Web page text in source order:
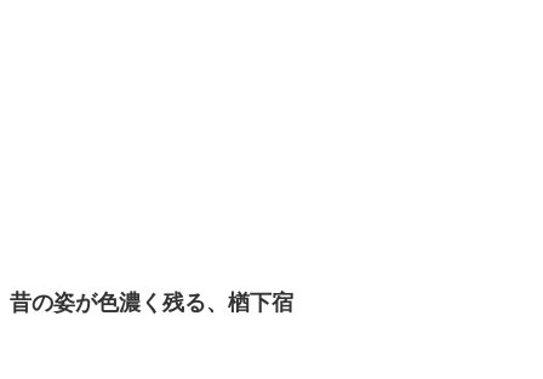
昔の姿が色濃く残る、楢下宿